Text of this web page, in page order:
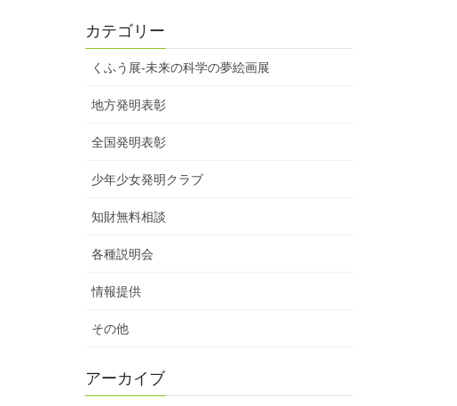
カテゴリー
くふう展-未来の科学の夢絵画展
地方発明表彰
全国発明表彰
少年少女発明クラブ
知財無料相談
各種説明会
情報提供
その他
アーカイブ